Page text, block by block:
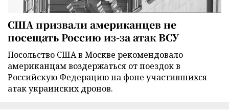
США призвали американцев не
посещать Россию из-за атак ВСУ
Посольство США в Москве рекомендовало
американцам воздержаться от поездок в
Российскую Федерацию на фоне участившихся
атак украинских дронов.